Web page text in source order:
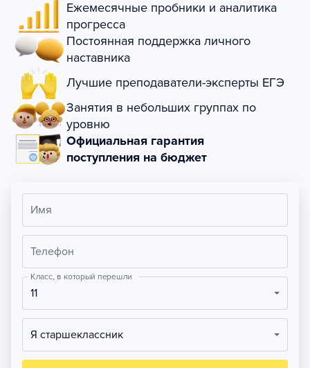
Ежемесячные пробники и аналитика
прогресса
Постоянная поддержка личного
наставника
Лучшие преподаватели-эксперты ЕГЭ
Занятия в небольших группах по
уровню
Официальная гарантия
поступления на бюджет
Имя
Телефон
Класс, в который перешли
11
Я старшеклассник